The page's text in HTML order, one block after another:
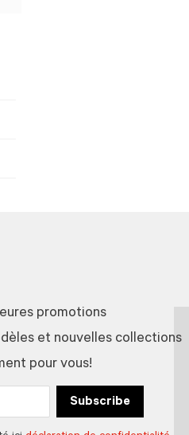
promotions
et nouvelles collections
pour vous!
Subscribe